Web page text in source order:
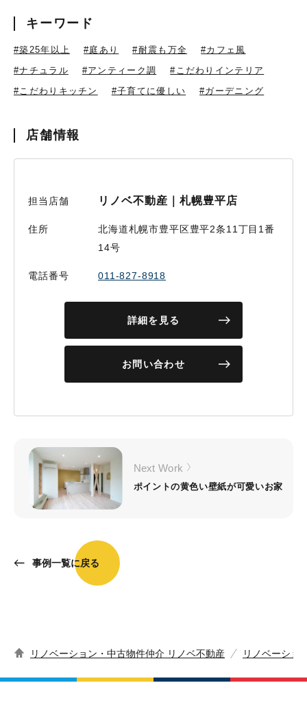
キーワード
#築25年以上 #庭あり #耐震も万全
#カフェ風
#ナチュラル
#アンティーク調
#こだわりインテリア
#こだわりキッチン
#子育てに優しい #ガーデニング
店舗情報
担当店舗 リノベ不動産｜札幌豊平店
住所
北海道札幌市豊平区豊平2条11丁目1番
14号
電話番号 011-827-8918
詳細を見る
お問い合わせ
事例一覧に戻る
Next Work
ポイントの黄色い壁紙が可愛いお家
リノベーション・中古物件仲介 リノベ不動産 リノベーショ